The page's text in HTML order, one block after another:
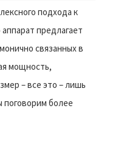
подхода к
предлагает
связанных в
мощность,
– все это – лишь
поговорим более